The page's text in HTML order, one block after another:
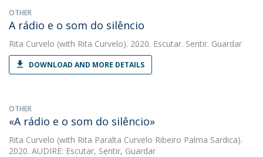
OTHER
A rádio e o som do silêncio
Rita Curvelo (with Rita Curvelo). 2020. Escutar. Sentir. Guardar
DOWNLOAD AND MORE DETAILS
OTHER
«A rádio e o som do silêncio»
Rita Curvelo (with Rita Paralta Curvelo Ribeiro Palma Sardica).
2020. AUDIRE: Escutar, Sentir, Guardar